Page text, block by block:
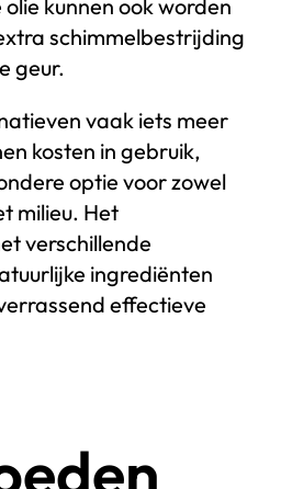
kunnen ook worden
schimmelbestrijding
geur.
vaak iets meer
kosten in gebruik,
optie voor zowel
milieu. Het
verschillende
ingrediënten
effectieve